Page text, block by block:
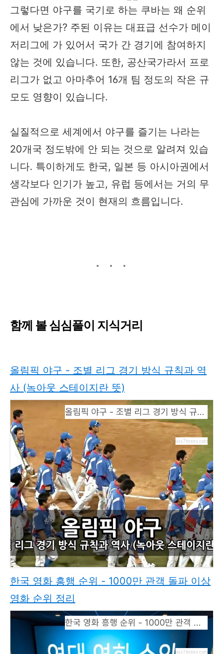
그렇다면 야구를 국기로 하는 쿠바는 왜 순위
에서 낮은가? 주된 이유는 대표급 선수가 메이
저리그에 가 있어서 국가 간 경기에 참여하지
않는 것에 있습니다. 또한, 공산국가라서 프로
리그가 없고 아마추어 16개 팀 정도의 작은 규
모도 영향이 있습니다.
실질적으로 세계에서 야구를 즐기는 나라는
20개국 정도밖에 안 되는 것으로 알려져 있습
니다. 특이하게도 한국, 일본 등 아시아권에서
생각보다 인기가 높고, 유럽 등에서는 거의 무
관심에 가까운 것이 현재의 흐름입니다.​
함께 볼 심심풀이 지식거리
올림픽 야구 - 조별 리그 경기 방식 규칙과 역
사 (녹아웃 스테이지란 뜻)
올림픽 야구 - 조별 리그 경기 방식 규칙과 역사 (녹아웃 스테이지란 뜻)
kiss7.tistory.com
한국 영화 흥행 순위 - 1000만 관객 돌파 이상
영화 순위 정리
한국 영화 흥행 순위 - 1000만 관객 돌파 이상 영화 순위 정리
kiss7.tistory.com